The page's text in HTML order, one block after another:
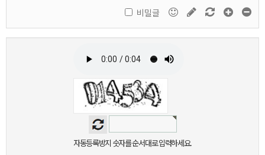
비밀글
자동등록방지 숫자를 순서대로 입력하세요.